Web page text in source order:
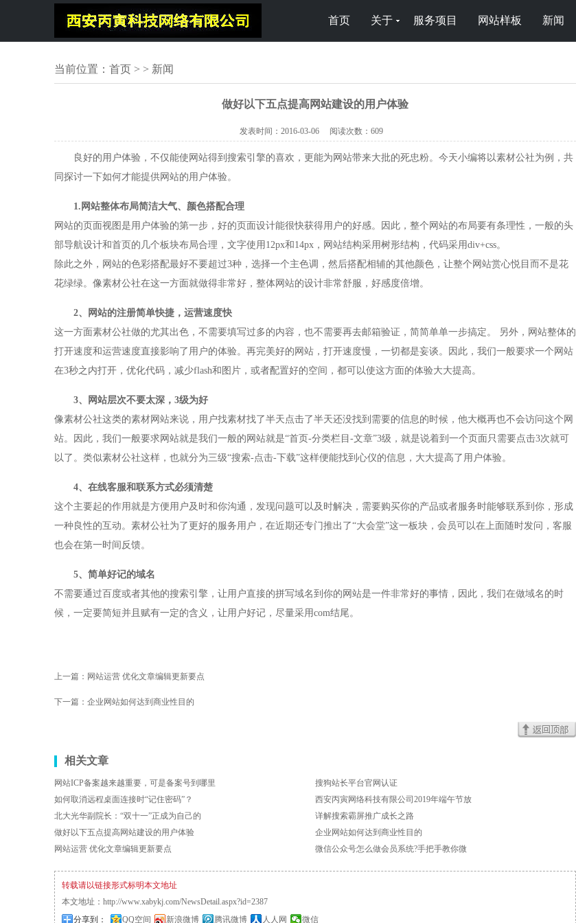
首页 关于 服务项目 网站样板 新闻
当前位置： 首页 > > 新闻
做好以下五点提高网站建设的用户体验
发表时间： 2016-03-06阅读次数： 609
良好的用户体验，不仅能使网站得到搜索引擎的喜欢，更能为网站带来大批的死忠粉。今天小编将以素材公社为例，共
同探讨一下如何才能提供网站的用户体验。
1.网站整体布局简洁大气、颜色搭配合理
网站的页面视图是用户体验的第一步，好的页面设计能很快获得用户的好感。因此，整个网站的布局要有条理性，一般的头
部导航设计和首页的几个板块布局合理，文字使用12px和14px，网站结构采用树形结构，代码采用div+css。
除此之外，网站的色彩搭配最好不要超过3种，选择一个主色调，然后搭配相辅的其他颜色，让整个网站赏心悦目而不是花
花绿绿。像素材公社在这一方面就做得非常好，整体网站的设计非常舒服，好感度倍增。
2、网站的注册简单快捷，运营速度快
这一方面素材公社做的尤其出色，不需要填写过多的内容，也不需要再去邮箱验证，简简单单一步搞定。 另外，网站整体的
打开速度和运营速度直接影响了用户的体验。再完美好的网站，打开速度慢，一切都是妄谈。因此，我们一般要求一个网站
在3秒之内打开，优化代码，减少flash和图片，或者配置好的空间，都可以使这方面的体验大大提高。
3、网站层次不要太深，3级为好
像素材公社这类的素材网站来说，用户找素材找了半天点击了半天还没找到需要的信息的时候，他大概再也不会访问这个网
站。因此，我们一般要求网站就是我们一般的网站就是“首页-分类栏目-文章”3级，就是说着到一个页面只需要点击3次就可
以了。类似素材公社这样，也就分为三级“搜索-点击-下载”这样便能找到心仪的信息，大大提高了用户体验。
4、在线客服和联系方式必须清楚
这个主要起的作用就是方便用户及时和你沟通，发现问题可以及时解决，需要购买你的产品或者服务时能够联系到你，形成
一种良性的互动。素材公社为了更好的服务用户，在近期还专门推出了“大会堂”这一板块，会员可以在上面随时发问，客服
也会在第一时间反馈。
5、简单好记的域名
不需要通过百度或者其他的搜索引擎，让用户直接的拼写域名到你的网站是一件非常好的事情，因此，我们在做域名的时
候，一定要简短并且赋有一定的含义，让用户好记，尽量采用com结尾。
上一篇： 网站运营 优化文章编辑更新要点
下一篇： 企业网站如何达到商业性目的
相关文章
网站ICP备案越来越重要，可是备案号到哪里
搜狗站长平台官网认证
如何取消远程桌面连接时“记住密码”？
西安丙寅网络科技有限公司2019年端午节放
北大光华副院长：“双十一”正成为自己的
详解搜索霸屏推广成长之路
做好以下五点提高网站建设的用户体验
企业网站如何达到商业性目的
网站运营 优化文章编辑更新要点
微信公众号怎么做会员系统?手把手教你微
转载请以链接形式标明本文地址
本文地址： http://www.xabykj.com/NewsDetail.aspx?id=2387
分享到：
QQ空间 新浪微博 腾讯微博 人人网 微信